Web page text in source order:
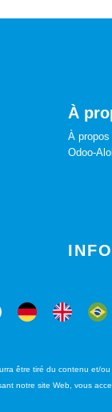
À
À propos
Odoo-
être tiré du contenu et/
notre site Web, vous